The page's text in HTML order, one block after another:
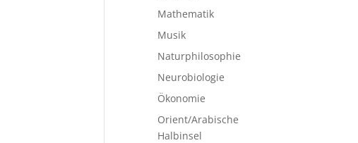
Mathematik
Musik
Naturphilosophie
Neurobiologie
Ökonomie
Orient/Arabische
Halbinsel